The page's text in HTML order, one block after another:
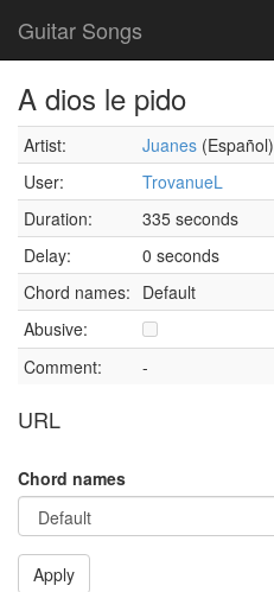
Guitar Songs
A dios le pido
Artist: Juanes (Español)
User:
TrovanueL
Duration:
335 seconds
Delay:
0 seconds
Chord names: Default
Abusive:
Comment:
-
URL
Chord names
Apply